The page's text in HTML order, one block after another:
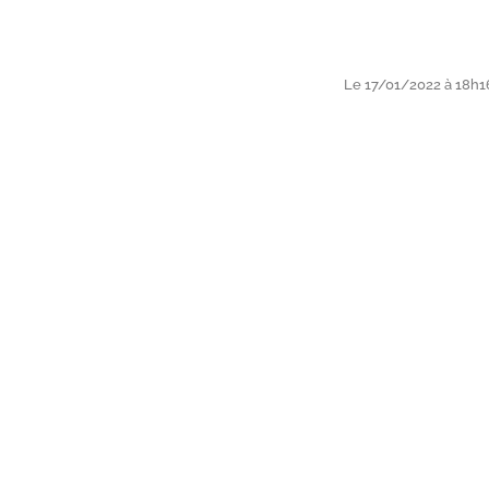
Le 17/01/2022 à